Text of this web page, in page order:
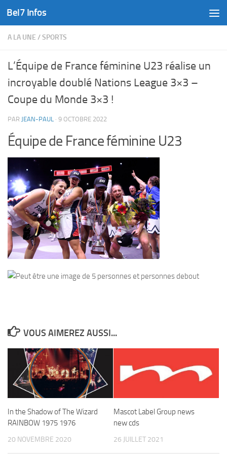
Skip to content
Bel7 Infos
A LA UNE /SPORTS
L’Équipe de France féminine U23 réalise un
incroyable doublé Nations League 3×3 –
Coupe du Monde 3×3 !
PAR JEAN-PAUL · 9 OCTOBRE 2022
Équipe de France féminine U23
VOUS AIMEREZ AUSSI...
In the Shadow of The Wizard
RAINBOW 1975 1976
20 NOVEMBRE 2020
Mascot Label Group news
new cds
26 JUILLET 2021